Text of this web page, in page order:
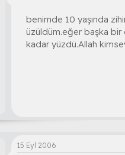
benimde 10 yaşında
üzüldüm.eğer başka bir
kadar yüzdü.Allah
15 Eyl 2006